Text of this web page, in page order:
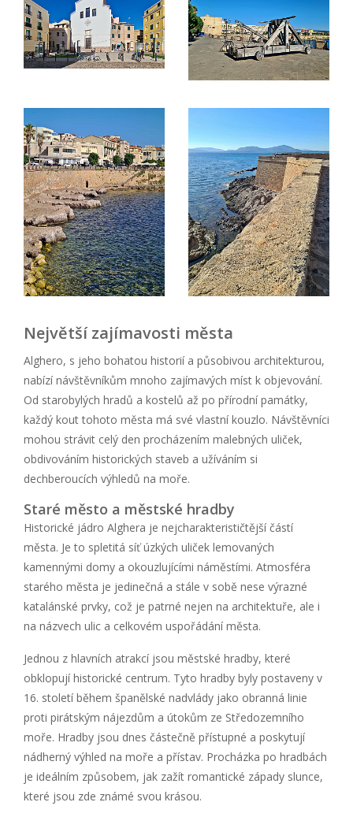
Největší zajímavosti města
Alghero, s jeho bohatou historií a působivou architekturou,
nabízí návštěvníkům mnoho zajímavých míst k objevování.
Od starobylých hradů a kostelů až po přírodní památky,
každý kout tohoto města má své vlastní kouzlo. Návštěvníci
mohou strávit celý den procházením malebných uliček,
obdivováním historických staveb a užíváním si
dechberoucích výhledů na moře.
Staré město a městské hradby
Historické jádro Alghera je nejcharakterističtější částí
města. Je to spletitá síť úzkých uliček lemovaných
kamennými domy a okouzlujícími náměstími. Atmosféra
starého města je jedinečná a stále v sobě nese výrazné
katalánské prvky, což je patrné nejen na architektuře, ale i
na názvech ulic a celkovém uspořádání města.
Jednou z hlavních atrakcí jsou městské hradby, které
obklopují historické centrum. Tyto hradby byly postaveny v
16. století během španělské nadvlády jako obranná linie
proti pirátským nájezdům a útokům ze Středozemního
moře. Hradby jsou dnes částečně přístupné a poskytují
nádherný výhled na moře a přístav. Procházka po hradbách
je ideálním způsobem, jak zažít romantické západy slunce,
které jsou zde známé svou krásou.